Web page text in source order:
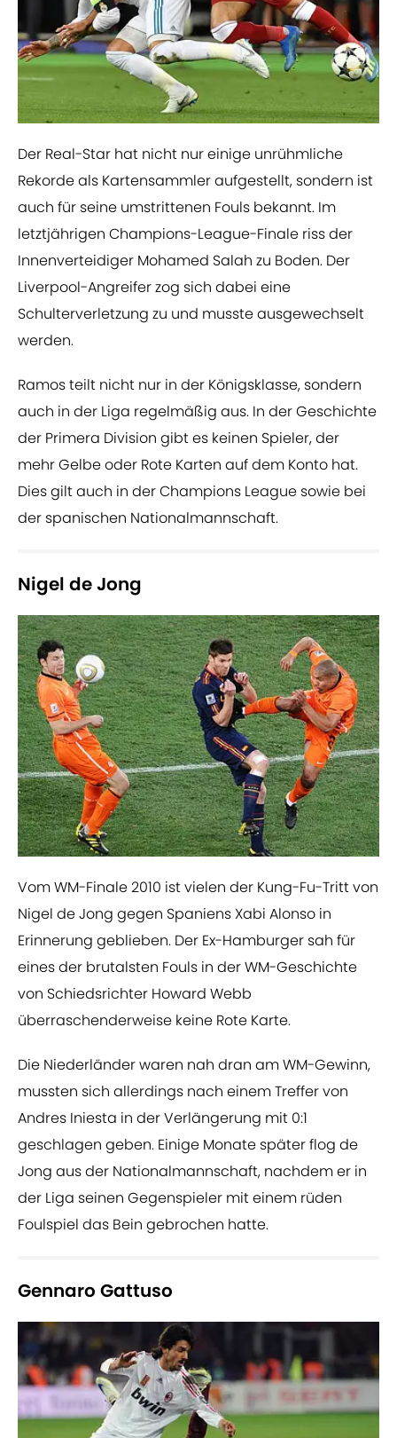
Der Real-Star hat nicht nur einige unrühmliche
Rekorde als Kartensammler aufgestellt, sondern ist
auch für seine umstrittenen Fouls bekannt. Im
letztjährigen Champions-League-Finale riss der
Innenverteidiger Mohamed Salah zu Boden. Der
Liverpool-Angreifer zog sich dabei eine
Schulterverletzung zu und musste ausgewechselt
werden.
Ramos teilt nicht nur in der Königsklasse, sondern
auch in der Liga regelmäßig aus. In der Geschichte
der Primera Division gibt es keinen Spieler, der
mehr Gelbe oder Rote Karten auf dem Konto hat.
Dies gilt auch in der Champions League sowie bei
der spanischen Nationalmannschaft.
Nigel de Jong
Vom WM-Finale 2010 ist vielen der Kung-Fu-Tritt von
Nigel de Jong gegen Spaniens Xabi Alonso in
Erinnerung geblieben. Der Ex-Hamburger sah für
eines der brutalsten Fouls in der WM-Geschichte
von Schiedsrichter Howard Webb
überraschenderweise keine Rote Karte.
Die Niederländer waren nah dran am WM-Gewinn,
mussten sich allerdings nach einem Treffer von
Andres Iniesta in der Verlängerung mit 0:1
geschlagen geben. Einige Monate später flog de
Jong aus der Nationalmannschaft, nachdem er in
der Liga seinen Gegenspieler mit einem rüden
Foulspiel das Bein gebrochen hatte.
Gennaro Gattuso